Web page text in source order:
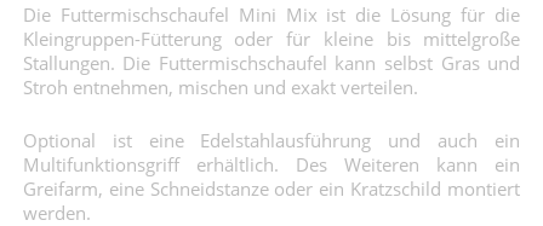
Die Futtermischschaufel Mini Mix ist die Lösung für die
Kleingruppen-Fütterung oder für kleine bis mittelgroße
Stallungen. Die Futtermischschaufel kann selbst Gras und
Stroh entnehmen, mischen und exakt verteilen.
Optional ist eine Edelstahlausführung und auch ein
Multifunktionsgriff erhältlich. Des Weiteren kann ein
Greifarm, eine Schneidstanze oder ein Kratzschild montiert
werden.